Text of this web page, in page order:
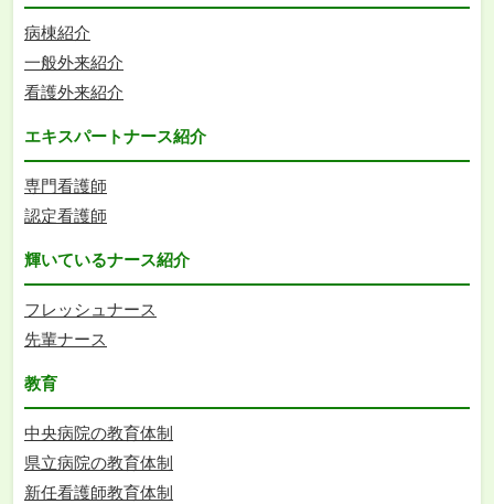
病棟紹介
一般外来紹介
看護外来紹介
エキスパートナース紹介
専門看護師
認定看護師
輝いているナース紹介
フレッシュナース
先輩ナース
教育
中央病院の教育体制
県立病院の教育体制
新任看護師教育体制